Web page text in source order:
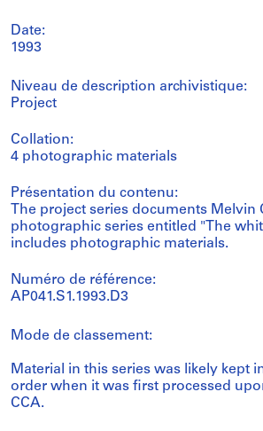
Date:
1993
Niveau de description archivistique:
Project
Collation:
4 photographic materials
Présentation du contenu:
The project series documents Melvin
photographic series entitled "The
includes photographic materials.
Numéro de référence:
AP041.S1.1993.D3
Mode de classement:
Material in this series was likely kept
order when it was first processed
CCA.